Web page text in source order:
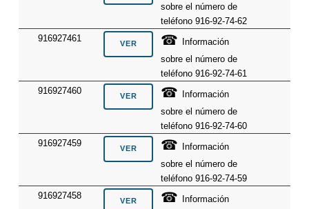
sobre el número de
teléfono 916-92-74-62
916927461
☎
Información
sobre el número de
teléfono 916-92-74-61
916927460
☎
Información
sobre el número de
teléfono 916-92-74-60
916927459
☎
Información
sobre el número de
teléfono 916-92-74-59
916927458
☎
Información